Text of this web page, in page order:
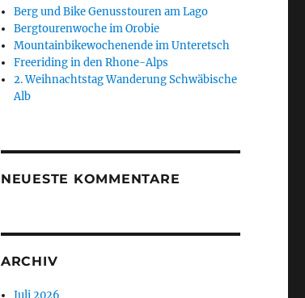
Berg und Bike Genusstouren am Lago
Bergtourenwoche im Orobie
Mountainbikewochenende im Unteretsch
Freeriding in den Rhone-Alps
2. Weihnachtstag Wanderung Schwäbische
Alb
NEUESTE KOMMENTARE
ARCHIV
Juli 2026